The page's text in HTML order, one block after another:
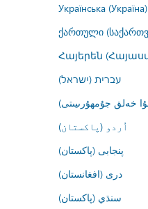
Українська (Україна)
ქართული
Հայերեն
עברית (ישראל)
خەلق جۇمھۇرىيىتى)
اُردو (پاکستان)
پنجابی (پاکستان)
درى (افغانستان)
سنڌي (پاکستان)